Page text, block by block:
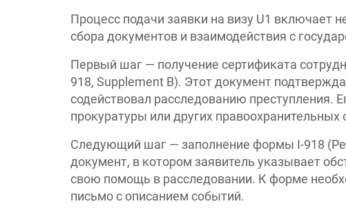
Процесс подачи заявки на визу U1 включает
сбора документов и взаимодействия с
Первый шаг — получение сертификата
918, Supplement B). Этот документ
содействовал расследованию преступления.
прокуратуры или других правоохранительных
Следующий шаг — заполнение формы I-918
документ, в котором заявитель указывает
свою помощь в расследовании. К форме
письмо с описанием событий.